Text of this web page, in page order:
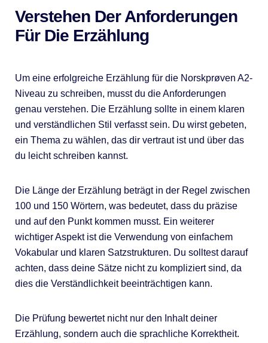
Verstehen Der Anforderungen
Für Die Erzählung
Um eine erfolgreiche Erzählung für die Norskprøven A2-
Niveau zu schreiben, musst du die Anforderungen
genau verstehen. Die Erzählung sollte in einem klaren
und verständlichen Stil verfasst sein. Du wirst gebeten,
ein Thema zu wählen, das dir vertraut ist und über das
du leicht schreiben kannst.
Die Länge der Erzählung beträgt in der Regel zwischen
100 und 150 Wörtern, was bedeutet, dass du präzise
und auf den Punkt kommen musst. Ein weiterer
wichtiger Aspekt ist die Verwendung von einfachem
Vokabular und klaren Satzstrukturen. Du solltest darauf
achten, dass deine Sätze nicht zu kompliziert sind, da
dies die Verständlichkeit beeinträchtigen kann.
Die Prüfung bewertet nicht nur den Inhalt deiner
Erzählung, sondern auch die sprachliche Korrektheit.